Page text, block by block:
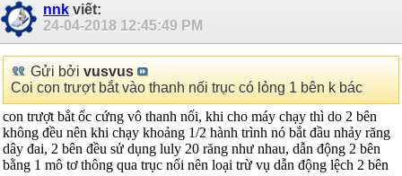
nnk viết:
24-04-2018 12:45:49 PM
Gửi bởi vusvus
Coi con trượt bắt vào thanh nối trục có lỏng 1 bên k bác
con trượt bắt ốc cứng vô thanh nối, khi cho máy chạy thì do 2 bên
không đều nên khi chạy khoảng 1/2 hành trình nó bắt đầu nhảy răng
dây đai, 2 bên đều sử dụng luly 20 răng như nhau, dẫn động 2 bên
bằng 1 mô tơ thông qua trục nối nên loại trừ vụ dẫn động lệch 2 bên